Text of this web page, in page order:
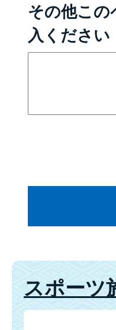
その他こ
入ください
スポーツ